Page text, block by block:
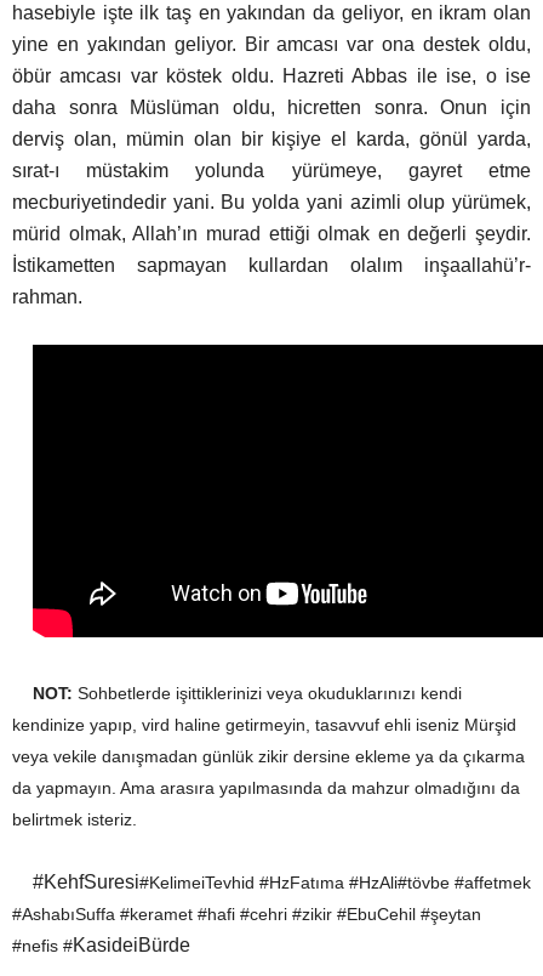
hasebiyle işte ilk taş en yakından da geliyor, en ikram olan
yine en yakından geliyor. Bir amcası var ona destek oldu,
öbür amcası var köstek oldu. Hazreti Abbas ile ise, o ise
daha sonra Müslüman oldu, hicretten sonra. Onun için
derviş olan, mümin olan bir kişiye el karda, gönül yarda,
sırat-ı müstakim yolunda yürümeye, gayret etme
mecburiyetindedir yani. Bu yolda yani azimli olup yürümek,
mürid olmak, Allah’ın murad ettiği olmak en değerli şeydir.
İstikametten sapmayan kullardan olalım inşaallahü’r-
rahman.
NOT: Sohbetlerde işittiklerinizi veya okuduklarınızı kendi
kendinize yapıp, vird haline getirmeyin, tasavvuf ehli iseniz Mürşid
veya vekile danışmadan günlük zikir dersine ekleme ya da çıkarma
da yapmayın. Ama arasıra yapılmasında da mahzur olmadığını da
belirtmek isteriz.
#KehfSuresi#KelimeiTevhid #HzFatıma #HzAli#tövbe #affetmek
#AshabıSuffa #keramet #hafi #cehri #zikir #EbuCehil #şeytan
#nefis #KasideiBürde